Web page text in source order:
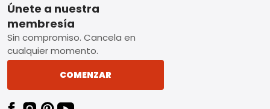
Footer
Únete a nuestra
membresía
Sin compromiso. Cancela en
cualquier momento.
COMENZAR